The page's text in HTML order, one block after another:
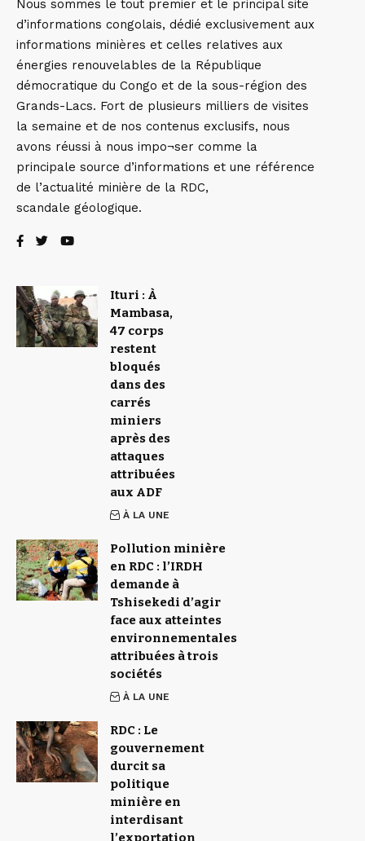
Nous sommes le tout premier et le principal site
d’informations congolais, dédié exclusivement aux
informations minières et celles relatives aux
énergies renouvelables de la République
démocratique du Congo et de la sous-région des
Grands-Lacs. Fort de plusieurs milliers de visites
la semaine et de nos contenus exclusifs, nous
avons réussi à nous impo¬ser comme la
principale source d’informations et une référence
de l’actualité minière de la RDC,
scandale géologique.
Ituri : À
Mambasa,
47 corps
restent
bloqués
dans des
carrés
miniers
après des
attaques
attribuées
aux ADF
À LA UNE
Pollution minière
en RDC : l’IRDH
demande à
Tshisekedi d’agir
face aux atteintes
environnementales
attribuées à trois
sociétés
À LA UNE
RDC : Le
gouvernement
durcit sa
politique
minière en
interdisant
l’exportation